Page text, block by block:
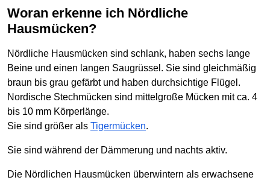
Woran erkenne ich Nördliche
Hausmücken?
Nördliche Hausmücken sind schlank, haben sechs lange
Beine und einen langen Saugrüssel. Sie sind gleichmäßig
braun bis grau gefärbt und haben durchsichtige Flügel.
Nordische Stechmücken sind mittelgroße Mücken mit ca. 4
bis 10 mm Körperlänge.
Sie sind größer als Tigermücken.
Sie sind während der Dämmerung und nachts aktiv.
Die Nördlichen Hausmücken überwintern als erwachsene